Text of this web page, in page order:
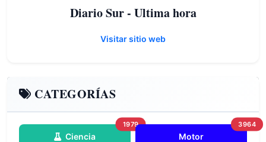
Diario Sur - Ultima hora
Visitar sitio web
CATEGORÍAS
Ciencia
1979
Motor
3964